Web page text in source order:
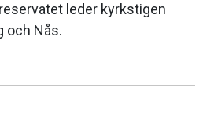
leder kyrkstigen
och Nås.